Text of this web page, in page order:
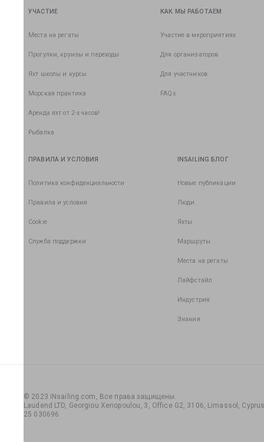
УЧАСТИЕ
Места на регаты
Прогулки, круизы и переходы
Яхт школы и курсы
Морская практика
Аренда яхт от 2-х часов!
Рыбалка
КАК МЫ РАБОТАЕМ
Участие в мероприятиях
Для организаторов
Для участников
FAQs
ПРАВИЛА И УСЛОВИЯ
Политика конфиденциальности
Правила и условия
Cookie
Служба поддержки
INSAILING БЛОГ
Новые публикации
Люди
Яхты
Маршруты
Места на регаты
Лайфстайл
Индустрия
Знания
© 2023 iNsailing.com, Все права защищены.
Laudend LTD, Georgiou Xenopoulou, 3, Office G2, 3106, Limassol,
25 030696